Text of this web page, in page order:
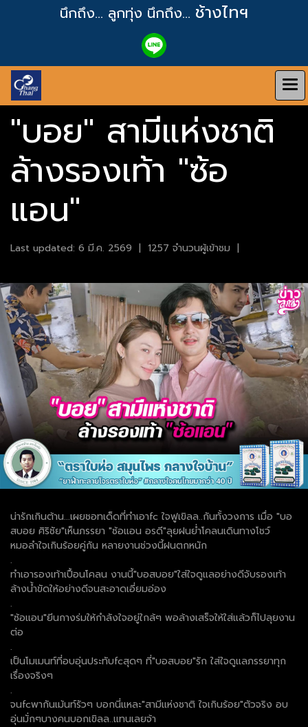
นึกถึง... ลูกทุ่ง นึกถึง... ช้างไทฯ
"บอย" สามีแห่งชาติ
ล้างรองเท้า "ซ้อ
แอน"
Last updated: 6 มี.ค. 2569 | 1257 จำนวนผู้เข้าชม |
น่ารักเกินต้าน...เผยชอทเด็ดที่ทำเอาfc ใจฟูเขิลล..กันทั้งวงการ เมื่อ "บอ
สบอย ศิริชัย"เห็นภรรยา "ซ้อแอน อรดี"ลุยฝนย่ำโคลนเดินทางโชว์
หมอลำใจเกินร้อยคู่กัน หลายงานช่วงนี้ฝนตกหนัก
.
ทำเอารองเท้าเปื้อนโคลน งานนี้"บอสบอย"ใส่ใจดูแลอย่างดีจับรองเท้า
ล้างน้ำขัดให้อย่างดีจนสะอาดเอี่ยมอ่อง
.
"ซ้อแอน"ยีนกางร่มให้กำลังใจอยู่ใกล้ๆ พอล้างเสร็จให้ใส่แล้วก็ไปลุยงาน
ต่อ
.
เป็นโมเมนท์ที่อบอุ่นประทับfcสุดๆ ที่"บอสบอย"รัก ใส่ใจดูแลภรรยาทุก
เรื่องจริงๆ
.
จนfcพากันเม้นท์รัวๆ บอกนี่แหละ"สามีแห่งชาติ ใจเกินร้อย"ตัวจริง อบ
อุ่นมั่กๆบางคนบอกเขิลล..แทนเลยจ้า